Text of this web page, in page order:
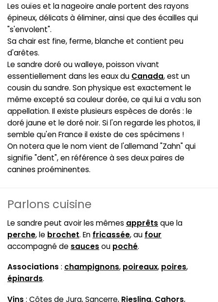
Les ouïes et la nageoire anale portent des rayons
épineux, délicats à éliminer, ainsi que des écailles qui
"s'envolent".
Sa chair est fine, ferme, blanche et contient peu
d'arêtes.
Le sandre doré ou walleye, poisson vivant
essentiellement dans les eaux du Canada, est un
cousin du sandre. Son physique est exactement le
même excepté sa couleur dorée, ce qui lui a valu son
appellation. Il existe plusieurs espèces de dorés : le
doré jaune et le doré noir. Si l'on regarde les photos, il
semble qu'en France il existe de ces spécimens !
On notera que le nom vient de l'allemand "Zahn" qui
signifie "dent", en référence à ses deux paires de
canines proéminentes.
Parlons cuisine
Le sandre peut avoir les mêmes apprêts que la
perche, le brochet. En fricassée, au four
accompagné de sauces ou poché.
Associations : champignons, poireaux, poires,
épinards.
Vins : Côtes de Jura, Sancerre, Riesling, Cahors,